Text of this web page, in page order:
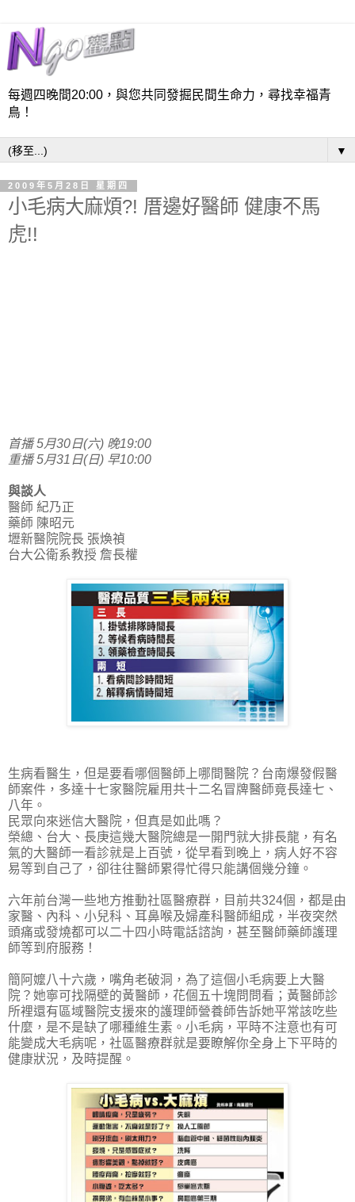
每週四晚間20:00，與您共同發掘民間生命力，尋找幸福青
鳥！
▼
2009年5月28日 星期四
小毛病大麻煩?! 厝邊好醫師 健康不馬
虎!!
首播 5月30日(六) 晚19:00
重播 5月31日(日) 早10:00
與談人
醫師 紀乃正
藥師 陳昭元
壢新醫院院長 張煥禎
台大公衛系教授 詹長權
生病看醫生，但是要看哪個醫師上哪間醫院？台南爆發假醫
師案件，多達十七家醫院雇用共十二名冒牌醫師竟長達七、
八年。
民眾向來迷信大醫院，但真是如此嗎？
榮總、台大、長庚這幾大醫院總是一開門就大排長龍，有名
氣的大醫師一看診就是上百號，從早看到晚上，病人好不容
易等到自己了，卻往往醫師累得忙得只能講個幾分鐘。
六年前台灣一些地方推動社區醫療群，目前共324個，都是由
家醫、內科、小兒科、耳鼻喉及婦產科醫師組成，半夜突然
頭痛或發燒都可以二十四小時電話諮詢，甚至醫師藥師護理
師等到府服務！
簡阿嬤八十六歲，嘴角老破洞，為了這個小毛病要上大醫
院？她寧可找隔壁的黃醫師，花個五十塊問問看；黃醫師診
所裡還有區域醫院支援來的護理師營養師告訴她平常該吃些
什麼，是不是缺了哪種維生素。小毛病，平時不注意也有可
能變成大毛病呢，社區醫療群就是要瞭解你全身上下平時的
健康狀況，及時提醒。